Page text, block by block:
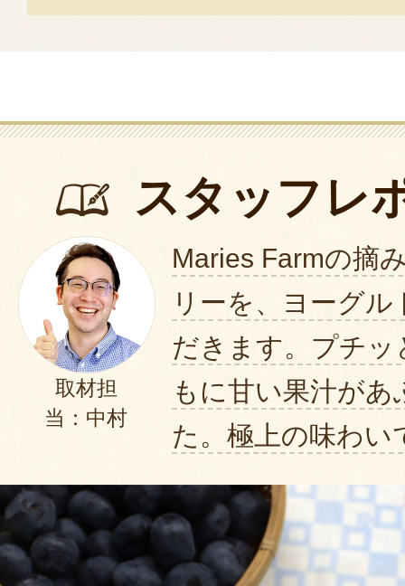
スタッフレ
取材担
当：中村
Maries Farmの摘
リーを、ヨーグ
だきます。プチ
もに甘い果汁が
た。極上の味わい